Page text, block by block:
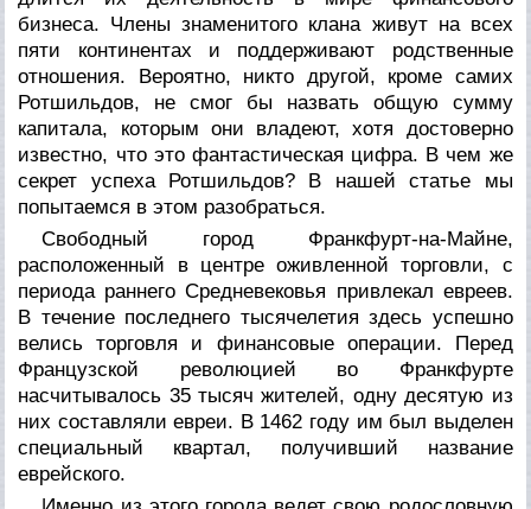
бизнеса. Члены знаменитого клана живут на всех
пяти континентах и поддерживают родственные
отношения. Вероятно, никто другой, кроме самих
Ротшильдов, не смог бы назвать общую сумму
капитала, которым они владеют, хотя достоверно
известно, что это фантастическая цифра. В чем же
секрет успеха Ротшильдов? В нашей статье мы
попытаемся в этом разобраться.
Свободный город Франкфурт-на-Майне,
расположенный в центре оживленной торговли, с
периода раннего Средневековья привлекал евреев.
В течение последнего тысячелетия здесь успешно
велись торговля и финансовые операции. Перед
Французской революцией во Франкфурте
насчитывалось 35 тысяч жителей, одну десятую из
них составляли евреи. В 1462 году им был выделен
специальный квартал, получивший название
еврейского.